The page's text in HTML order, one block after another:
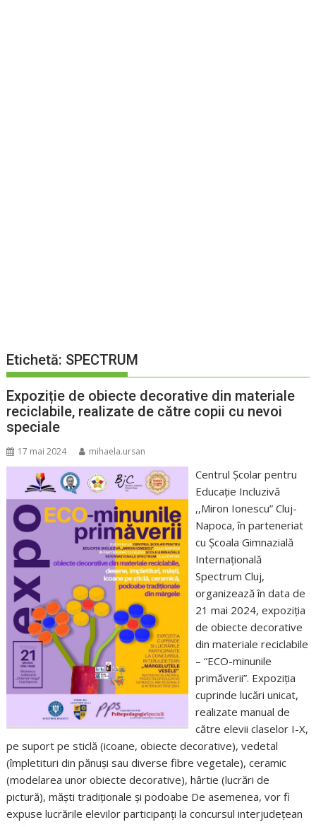
Etichetă: SPECTRUM
Expoziție de obiecte decorative din materiale
reciclabile, realizate de către copii cu nevoi
speciale
17 mai 2024 mihaela.ursan
Centrul Școlar pentru
Educație Incluzivă
,,Miron Ionescu” Cluj-
Napoca, în parteneriat
cu Școala Gimnazială
Internațională
Spectrum Cluj,
organizează în data de
21 mai 2024, expoziţia
de obiecte decorative
din materiale reciclabile
– “ECO-minunile
primăverii”. Expoziția
cuprinde lucări unicat,
realizate manual de
către elevii claselor I-X,
pe suport pe sticlă (icoane, obiecte decorative), vedetal
(împletituri din pănuși sau diverse fibre vegetale), ceramic
(modelarea unor obiecte decorative), hârtie (lucrări de
pictură), măști tradiționale și podoabe De asemenea, vor fi
expuse lucrările elevilor participanți la concursul interjudețean